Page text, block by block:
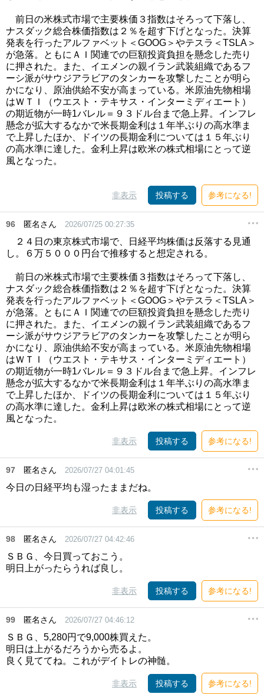
前日の米株式市場で主要株価３指数はそろって下落し、
ナスダック総合株価指数は２％を超す下げとなった。決算
発表を行ったアルファベット＜GOOG＞やテスラ＜TSLA＞
が急落。ともにＡＩ関連での巨額投資負担を懸念した売り
に押された。また、イエメンの親イラン武装組織であるフ
ーシ派がサウジアラビアのタンカーを攻撃したことが明ら
かになり、原油供給不安が高まっている。米原油先物相場
はＷＴＩ（ウエスト・テキサス・インターミディエート）
の期近物が一時1バレル＝９３ドル台まで急上昇。インフレ
懸念が拡大するなかで米長期金利は１年半ぶりの高水準ま
で上昇したほか、ドイツの長期金利については１５年ぶり
の高水準に達した。金利上昇は欧米の株式相場にとって逆
風となった。
非表示 投稿する 参考になる!
96 匿名さん 2026/07/25 00:27:35
２４日の東京株式市場で、日経平均株価は反落する見通
し。６万５０００円台で推移すると想定される。
前日の米株式市場で主要株価３指数はそろって下落し、
ナスダック総合株価指数は２％を超す下げとなった。決算
発表を行ったアルファベット＜GOOG＞やテスラ＜TSLA＞
が急落。ともにＡＩ関連での巨額投資負担を懸念した売り
に押された。また、イエメンの親イラン武装組織であるフ
ーシ派がサウジアラビアのタンカーを攻撃したことが明ら
かになり、原油供給不安が高まっている。米原油先物相場
はＷＴＩ（ウエスト・テキサス・インターミディエート）
の期近物が一時1バレル＝９３ドル台まで急上昇。インフレ
懸念が拡大するなかで米長期金利は１年半ぶりの高水準ま
で上昇したほか、ドイツの長期金利については１５年ぶり
の高水準に達した。金利上昇は欧米の株式相場にとって逆
風となった。
非表示 投稿する 参考になる!
97 匿名さん 2026/07/27 04:01:45
今日の日経平均も湿ったままだね。
非表示 投稿する 参考になる!
98 匿名さん 2026/07/27 04:42:46
ＳＢＧ、今日買っておこう。
明日上がったらうれば良し。
非表示 投稿する 参考になる!
99 匿名さん 2026/07/27 04:46:12
ＳＢＧ、5,280円で9,000株買えた。
明日は上がるだろうから売るよ。
良く見ててね。これがデイトレの神髄。
非表示 投稿する 参考になる!